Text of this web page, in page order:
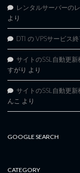
レンタルサーバーの
より
DTI の VPSサービス
サイトのSSL自動更
すがり より
サイトのSSL自動更
んこ より
GOOGLE SEARCH
CATEGORY